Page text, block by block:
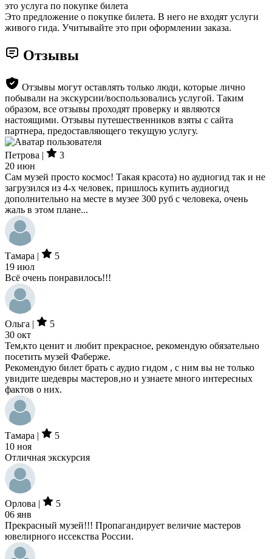
это услуга по покупке билета
Это предложение о покупке билета. В него не входят услуги
живого гида. Учитывайте это при оформлении заказа.
Отзывы
Отзывы могут оставлять только люди, которые лично
побывали на экскурсии/воспользовались услугой. Таким
образом, все отзывы проходят проверку и являются
настоящими. Отзывы путешественников взяты с сайта
партнера, предоставляющего текущую услугу.
Петрова |
3
20 июн
Сам музей просто космос! Такая красота) но аудиогид так и не
загрузился из 4-х человек, пришлось купить аудиогид
дополнительно на месте в музее 300 руб с человека, очень
жаль в этом плане...
Тамара |
5
19 июл
Всё очень понравилось!!!
Ольга |
5
30 окт
Тем,кто ценит и любит прекрасное, рекомендую обязательно
посетить музей Фаберже.
Рекомендую билет брать с аудио гидом , с ним вы не только
увидите шедевры мастеров,но и узнаете много интересных
фактов о них.
Тамара |
5
10 ноя
Отличная экскурсия
Орлова |
5
06 янв
Прекрасный музей!!! Пропагандирует величие мастеров
ювелирного иссекства России.